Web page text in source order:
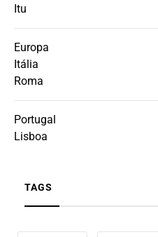
Itu
Europa
Itália
Roma
Portugal
Lisboa
TAGS